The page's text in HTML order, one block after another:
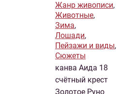
Жанр живописи,
Животные,
Зима,
Лошади,
Пейзажи и виды,
Сюжеты
канва Аида 18
счётный крест
Золотое Руно